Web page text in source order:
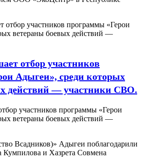
отбор участников
Адыгеи», среди которых
действий — участники СВО.
участников программы «Герои
ветераны боевых действий —